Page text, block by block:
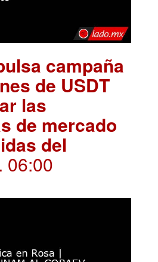
campaña
de USDT
las
de mercado
del
. 06:00